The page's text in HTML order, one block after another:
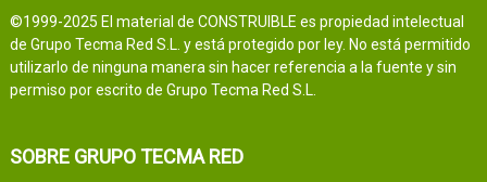
©1999-2025 El material de CONSTRUIBLE es propiedad intelectual
de Grupo Tecma Red S.L. y está protegido por ley. No está permitido
utilizarlo de ninguna manera sin hacer referencia a la fuente y sin
permiso por escrito de Grupo Tecma Red S.L.
SOBRE GRUPO TECMA RED